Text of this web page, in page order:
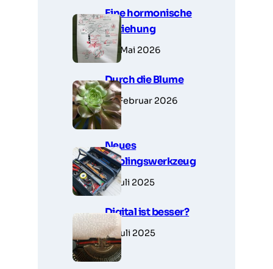
Eine hormonische
Beziehung
23. Mai 2026
Durch die Blume
14. Februar 2026
Neues
Lieblingswerkzeug
7. Juli 2025
Digital ist besser?
6. Juli 2025